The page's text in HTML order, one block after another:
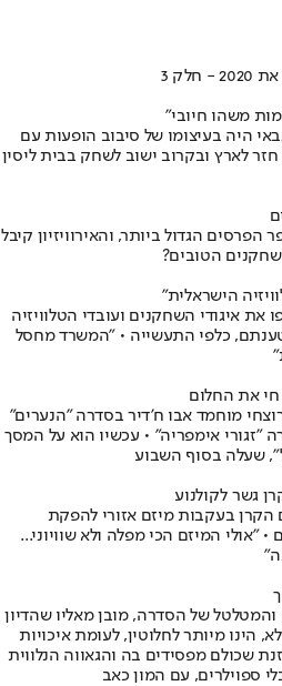
3
משהו חיובי"
היה בעיצומו של סיבוב הופעות עם
לארץ ובקרוב ישוב לשחק בבית ליסין
הגדול ביותר, והאירוויזיון קיבל
הטובים?
הישראלית"
איגודי השחקנים ועובדי הטלוויזיה
כלפי התעשייה • "המשרד מחסל
חי את החלום
את אחד מרוצחי מוחמד אבו ח'דיר בסדרה "הנערים"
"זגורי אימפריה" • עכשיו הוא על המסך
שעלה בסוף השבוע
גשר לקולנוע
הקרן בעקבות מיזם אזורי להפקת
"אולי המיזם הכי מפלה ולא שוויוני...
של הסדרה, מובן מאליו שהדיון
הינו מיותר לחלוטין, לעומת איכויות
שכולם מפסידים בה והגאווה הנלווית
ספוילרים, עם המון כאב